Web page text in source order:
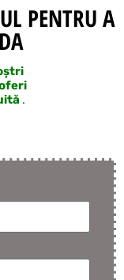
PENTRU A
.